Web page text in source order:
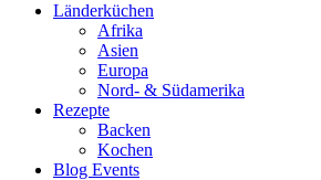
Länderküchen
Afrika
Asien
Europa
Nord- & Südamerika
Rezepte
Backen
Kochen
Blog Events